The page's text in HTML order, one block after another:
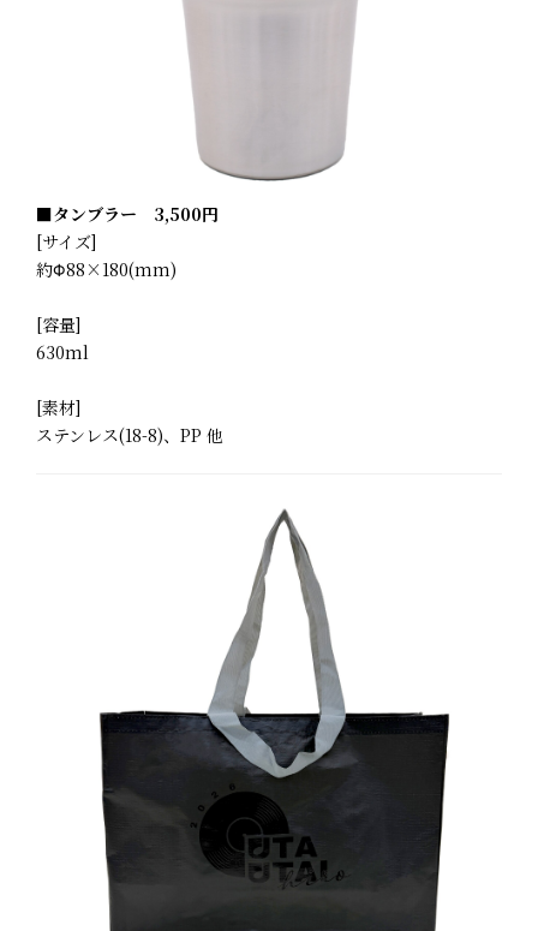
■タンブラー 3,500円
[サイズ]
約Φ88×180(mm)
[容量]
630ml
[素材]
ステンレス(18-8)、PP 他